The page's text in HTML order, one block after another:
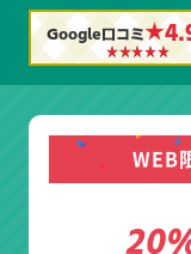
Google口コミ
WEB